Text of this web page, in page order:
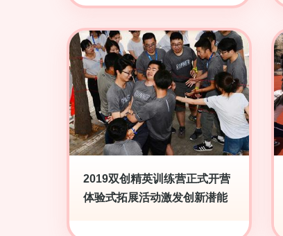
2019双创精英训练营正式开营
体验式拓展活动激发创新潜能